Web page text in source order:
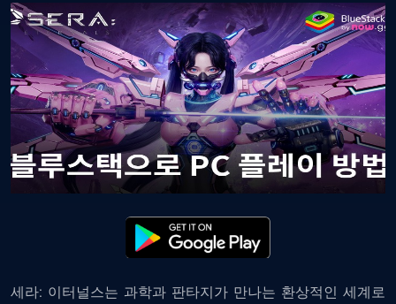
세라: 이터널스는 과학과 판타지가 만나는 환상적인 세계로